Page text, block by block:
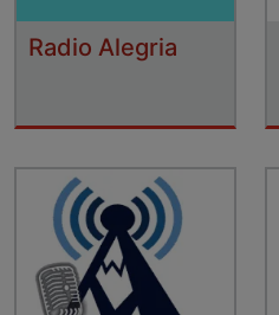
Radio Alegria